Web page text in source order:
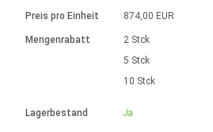
Einheitssystem
Hubmagnete
230 - 50 Hz | 110 - 60 Hz
Drehzahlregelung für die AIS-Serie
Bürstenlose
mit Planetengetriebe und
Ø 28-42| 1-1400 rpm | <= 290Ncm
Bürstenlose DC Motor
Gleichstrommotoren mit
Schneckengetriebe und
Ø43-124mm | 31-425rpm | ≤ 41Nm
Treiber für
Synchron-Asynchron | für 1-4 Elektrozylinder
Synchron-Asynchron | für 1-4 Elektrozylinder
Français (EUR)
Preis pro Einheit
Mengenrabatt
Lagerbestand
874,00 EUR
2 Stck
5 Stck
10 Stck
Ja